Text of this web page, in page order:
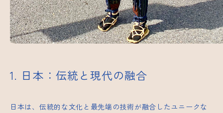
1. 日本：伝統と現代の融合
日本は、伝統的な文化と最先端の技術が融合したユニークな